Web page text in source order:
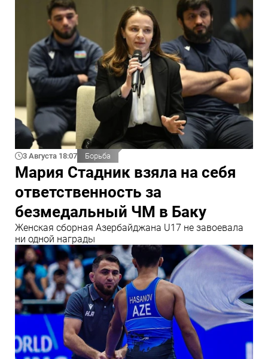
3 Августа 18:07 Борьба
Мария Стадник взяла на себя
ответственность за
безмедальный ЧМ в Баку
Женская сборная Азербайджана U17 не завоевала
ни одной награды